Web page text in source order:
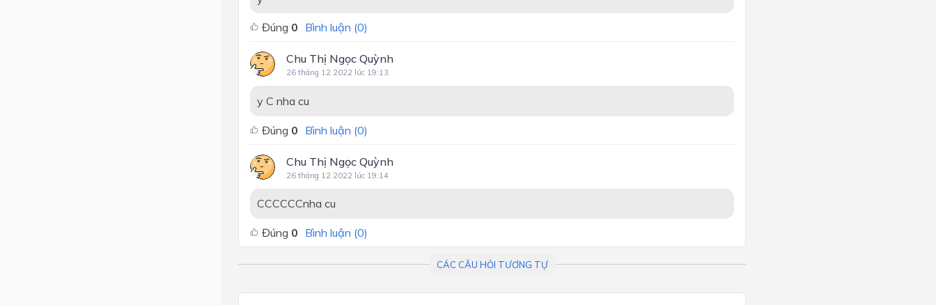
Đúng 0 Bình luận (0)
Chu Thị Ngọc Quỳnh
26 tháng 12 2022 lúc 19:13
y C nha cu
Đúng 0 Bình luận (0)
Chu Thị Ngọc Quỳnh
26 tháng 12 2022 lúc 19:14
CCCCCCnha cu
Đúng 0 Bình luận (0)
CÁC CÂU HỎI TƯƠNG TỰ